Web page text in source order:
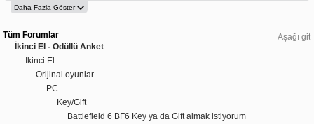
Aşağı git
Tüm Forumlar
İkinci El - Ödüllü Anket
İkinci El
Orijinal oyunlar
PC
Key/Gift
Battlefield 6 BF6 Key ya da Gift almak istiyorum